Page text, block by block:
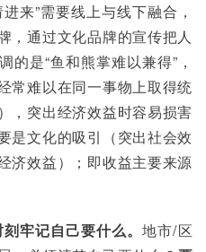
来”需要线上与线下融合，
，通过文化品牌的宣传把人
的是“鱼和熊掌难以兼得”，
常难以在同一事物上取得统
，突出经济效益时容易损害
是文化的吸引（突出社会效
济效益）；即收益主要来源
牢记自己要什么。地市/区